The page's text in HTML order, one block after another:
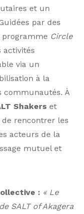
et un
par des
programme Circle
activités
via un
à la
communautés. À
Shakers et
rencontrer les
acteurs de la
mutuel et
: « Le
SALT of Akagera